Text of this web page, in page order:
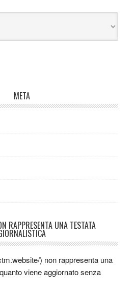
META
RAPPRESENTA UNA TESTATA
) non rappresenta una
viene aggiornato senza